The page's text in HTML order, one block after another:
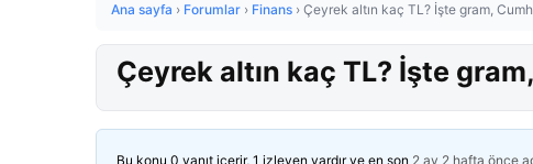
Ana sayfa › Forumlar › Finans › Çeyrek altın kaç TL? İşte gram,
Çeyrek altın kaç TL? İşte
Bu konu 0 yanıt içerir, 1 izleyen vardır ve en son 2 ay 2 hafta önce